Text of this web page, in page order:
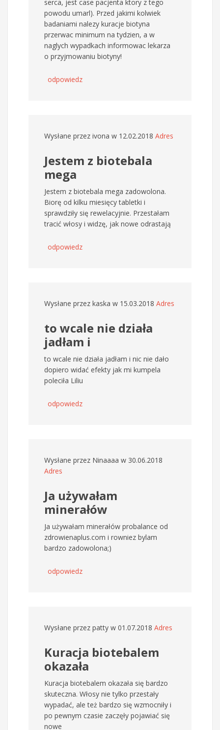
serca, jest case pacjenta ktory z tego
powodu umarl). Przed jakimi kolwiek
badaniami nalezy kuracje biotyna
przerwac minimum na tydzien, a w
naglych wypadkach informowac lekarza
o przyjmowaniu biotyny!
odpowiedz
Wysłane przez ivona w 12.02.2018 Adres
Jestem z biotebala
mega
Jestem z biotebala mega zadowolona.
Biorę od kilku miesięcy tabletki i
sprawdziły się rewelacyjnie. Przestałam
tracić włosy i widzę, jak nowe odrastają
odpowiedz
Wysłane przez kaska w 15.03.2018 Adres
to wcale nie działa
jadłam i
to wcale nie działa jadłam i nic nie dało
dopiero widać efekty jak mi kumpela
poleciła Liliu
odpowiedz
Wysłane przez Ninaaaa w 30.06.2018
Adres
Ja używałam
minerałów
Ja używałam minerałów probalance od
zdrowienaplus.com i rowniez bylam
bardzo zadowolona;)
odpowiedz
Wysłane przez patty w 01.07.2018 Adres
Kuracja biotebalem
okazała
Kuracja biotebalem okazała się bardzo
skuteczna. Włosy nie tylko przestały
wypadać, ale też bardzo się wzmocniły i
po pewnym czasie zaczęły pojawiać się
nowe